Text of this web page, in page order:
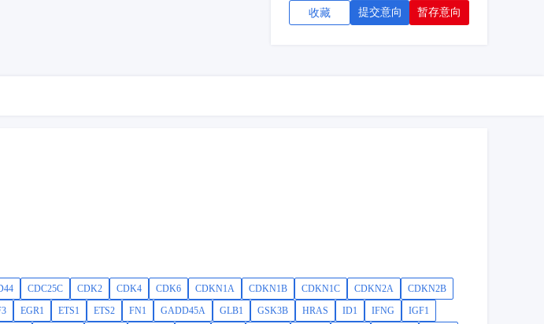
收藏 提交意向 暂存意向
CDC25C CDK2 CDK4 CDK6 CDKN1A CDKN1B CDKN1C CDKN2A
CDKN2B
EGR1 ETS1 ETS2 FN1 GADD45A GLB1 GSK3B HRAS ID1 IFNG
IGF1